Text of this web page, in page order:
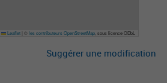
Leaflet ©les contributeurs OpenStreetMap, sous licence ODbL
Suggérer une modification